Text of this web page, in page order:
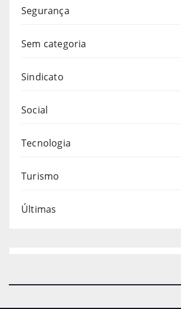
Segurança
Sem categoria
Sindicato
Social
Tecnologia
Turismo
Últimas